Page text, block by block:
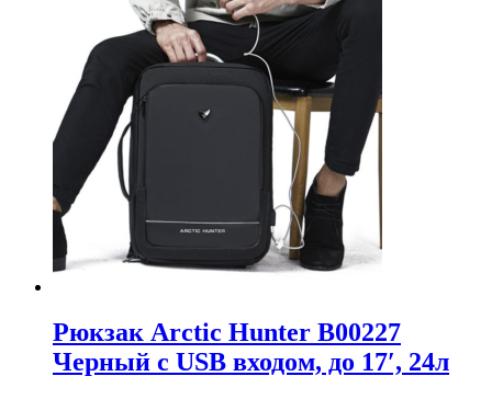
Рюкзак Arctic Hunter B00227
Черный с USB входом, до 17′, 24л